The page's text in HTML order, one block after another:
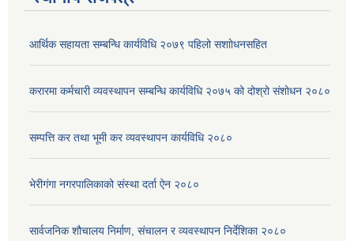
आर्थिक सहायता सम्बन्धि कार्यविधि २०७९ पहिलो स‌शाोधनसहित
करारमा कर्मचारी व्यवस्थापन सम्बन्धि कार्यविधि २०७५ को दोश्रो संशोधन २०८०
सम्पत्ति कर तथा भूमी कर व्यवस्थापन कार्यविधि २०८०
भेरीगंगा नगरपालिकाको संस्था दर्ता ऐन २०८०
सार्वजनिक शौचालय निर्माण, संचालन र व्यवस्थापन निर्देशिका २०८०